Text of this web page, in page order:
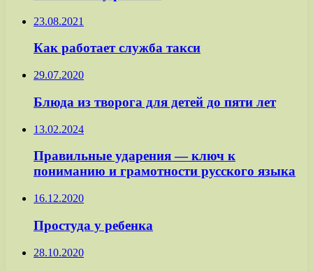
23.08.2021
Как работает служба такси
29.07.2020
Блюда из творога для детей до пяти лет
13.02.2024
Правильные ударения — ключ к
пониманию и грамотности русского языка
16.12.2020
Простуда у ребенка
28.10.2020